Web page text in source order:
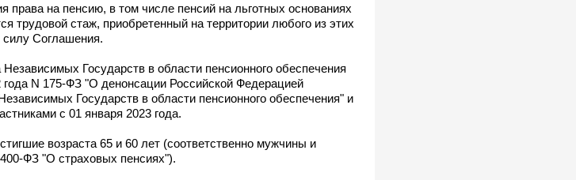
права на пенсию, в том числе пенсий на льготных основаниях
трудовой стаж, приобретенный на территории любого из этих
силу Соглашения.
Государств в области пенсионного обеспечения
N 175-ФЗ "О денонсации Российской Федерацией
Государств в области пенсионного обеспечения" и
с 01 января 2023 года.
возраста 65 и 60 лет (соответственно мужчины и
ФЗ "О страховых пенсиях").